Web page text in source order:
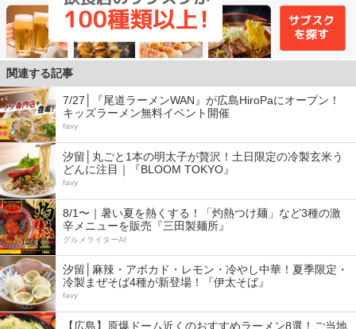
関連する記事
7/27│『尾道ラーメンWAN』が広島HiroPaにオープン！
キッズラーメン無料イベント開催
favy
汐留│丸ごと1本の明太子が贅沢！土日限定の冷製玄米う
どんに注目｜『BLOOM TOKYO』
favy
8/1〜｜暑い夏を熱くする！「灼熱つけ麺」など3種の激
辛メニューを販売『三田製麺所』
グルメライターAI
汐留│麻辣・アボカド・レモン・冷やし中華！夏季限定・
冷製まぜそば4種が新登場！『伊太そば』
favy
【広島】原爆ドーム近くのおすすめラーメン8選！ご当地